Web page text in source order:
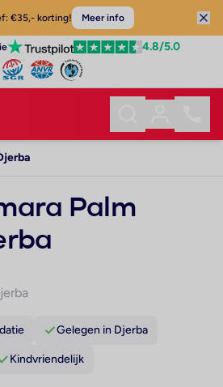
€35,- korting! Meer info
4.8/5.0
Palm
Gelegen in Djerba
Kindvriendelijk